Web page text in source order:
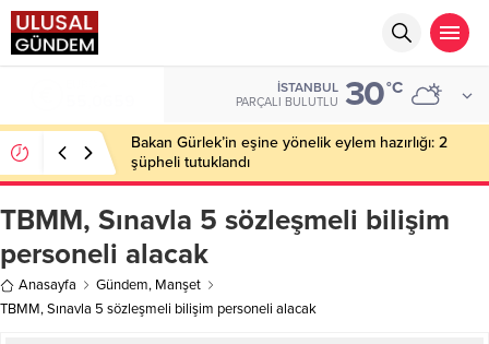
İSTANBUL
PARÇALI BULUTLU 30°C
Bakan Gürlek’in eşine yönelik eylem hazırlığı: 2
şüpheli tutuklandı
TBMM, Sınavla 5 sözleşmeli bilişim
personeli alacak
Anasayfa Gündem, Manşet
TBMM, Sınavla 5 sözleşmeli bilişim personeli alacak